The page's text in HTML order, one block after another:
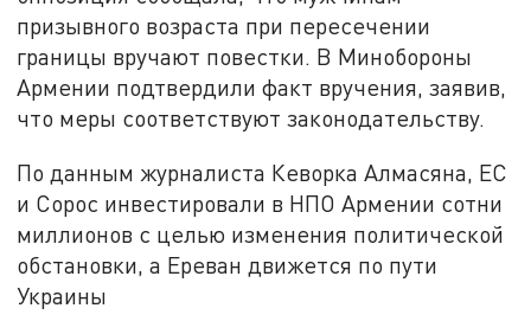
призывного возраста при пересечении
границы вручают повестки. В Минобороны
Армении подтвердили факт вручения, заявив,
что меры соответствуют законодательству.
По данным журналиста Кеворка Алмасяна, ЕС
и Сорос инвестировали в НПО Армении сотни
миллионов с целью изменения политической
обстановки, а Ереван движется по пути
Украины